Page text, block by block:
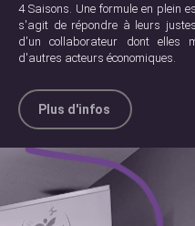
4 Saisons. Une formule en plein
s'agit de répondre à leurs
d'un collaborateur dont elles
d'autres acteurs économiques.
Plus d'infos